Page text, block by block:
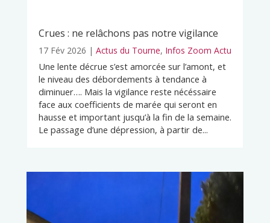
Crues : ne relâchons pas notre vigilance
17 Fév 2026 | Actus du Tourne, Infos Zoom Actu
Une lente décrue s’est amorcée sur l’amont, et
le niveau des débordements à tendance à
diminuer…. Mais la vigilance reste nécéssaire
face aux coefficients de marée qui seront en
hausse et important jusqu’à la fin de la semaine.
Le passage d’une dépression, à partir de...